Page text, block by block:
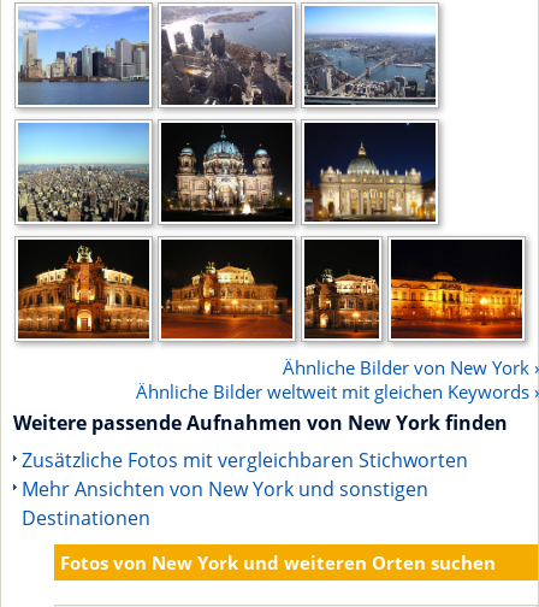
Ähnliche Bilder von New York
Ähnliche Bilder weltweit mit gleichen Keywords
Weitere passende Aufnahmen von New York finden
Zusätzliche Fotos mit vergleichbaren Stichworten
Mehr Ansichten von New York und sonstigen
Destinationen
Fotos von New York und weiteren Orten suchen